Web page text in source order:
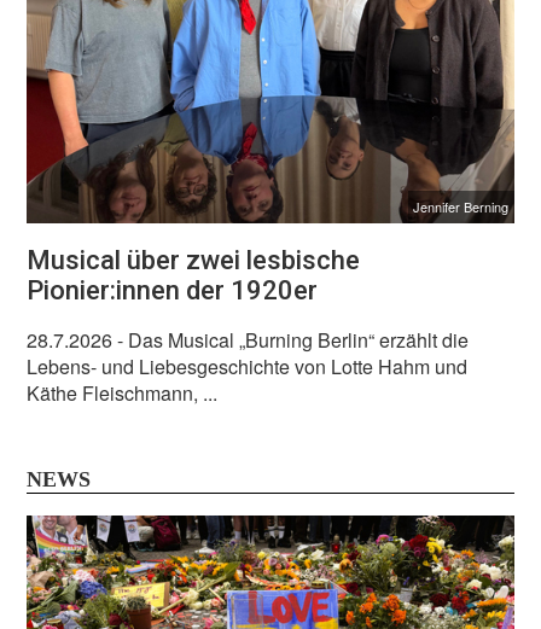
Jennifer Berning
Musical über zwei lesbische
Pionier:innen der 1920er
28.7.2026- Das Musical „Burning Berlin“ erzählt die
Lebens- und Liebesgeschichte von Lotte Hahm und
Käthe Fleischmann, ...
NEWS